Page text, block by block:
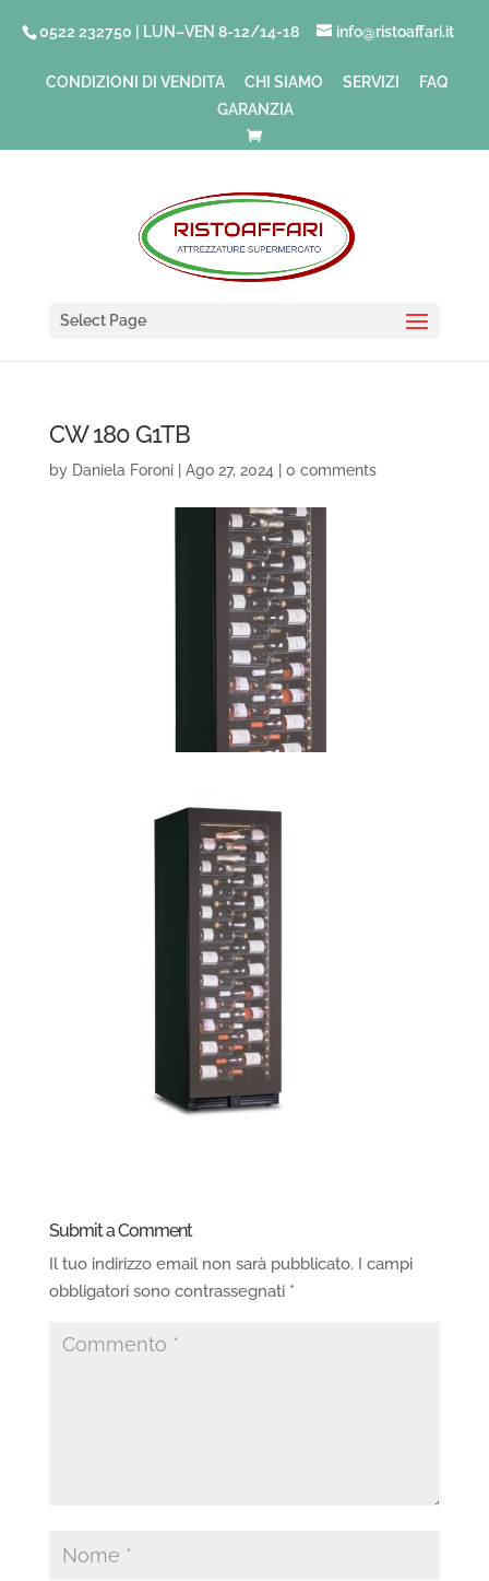
0522 232750 | LUN–VEN 8-12/14-18 info@ristoaffari.it
CONDIZIONI DI VENDITA CHI SIAMO SERVIZI
FAQ
GARANZIA
Select Page
CW 180 G1TB
by Daniela Foroni| Ago 27, 2024 0 comments
Submit a Comment
Il tuo indirizzo email non sarà pubblicato. I campi
obbligatori sono contrassegnati *